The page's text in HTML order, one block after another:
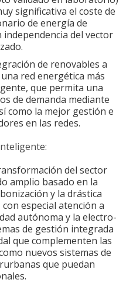
significativa el coste de
de energía de
del vector
de renovables a
red energética más
que permita una
de demanda mediante
como la mejor gestión e
en las redes.
del sector
amplio basado en la
y la drástica
especial atención a
autónoma y la electro-
de gestión integrada
que complementen las
nuevos sistemas de
que puedan